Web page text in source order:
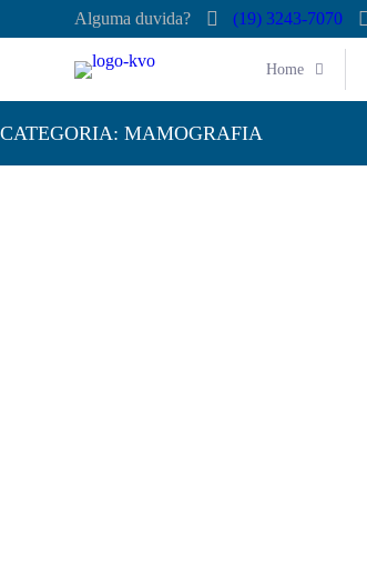
Alguma duvida? (19) 3243-7070
Home
CATEGORIA: MAMOGRAFIA